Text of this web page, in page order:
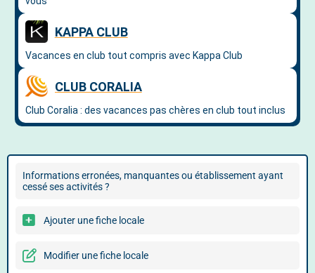
Informations erronées, manquantes ou établissement ayant
cessé ses activités ?
Ajouter une fiche locale
Modifier une fiche locale